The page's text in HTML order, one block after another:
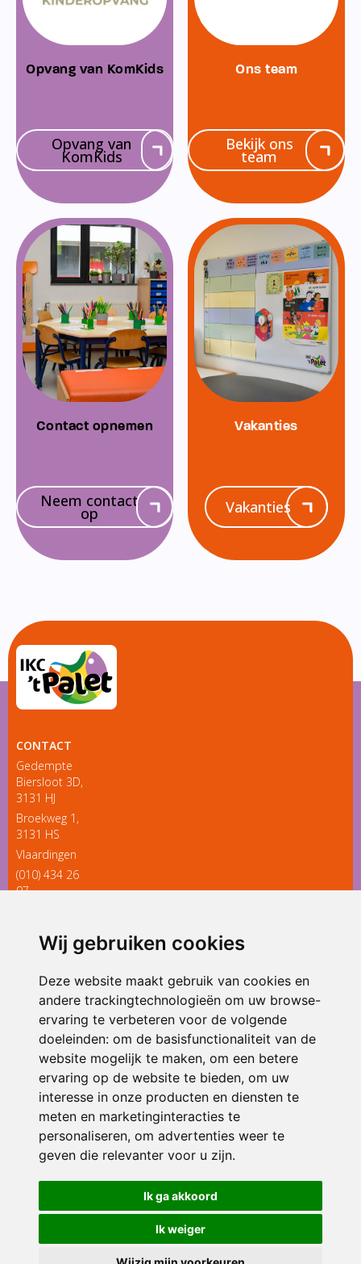
Wij gebruiken cookies
Deze website maakt gebruik van cookies en
andere trackingtechnologieën om uw browse-
ervaring te verbeteren voor de volgende
doeleinden: om de basisfunctionaliteit van de
website mogelijk te maken, om een betere
ervaring op de website te bieden, om uw
interesse in onze producten en diensten te
meten en marketinginteracties te
personaliseren, om advertenties weer te
geven die relevanter voor u zijn.
Ik ga akkoord
Ik weiger
Opvang van KomKids
Opvang van
KomKids
Ons team
Bekijk ons
team
Contact opnemen
Neem contact
op
Vakanties
Vakanties
CONTACT
Gedempte
Biersloot 3D,
3131 HJ
Broekweg 1,
3131 HS
Vlaardingen
(010) 434 26
97
ONDERDEEL VAN
© 2026 IKC ’t Palet | Alle rechten voorbehouden
Privacy policy|Disclaimer| Klachtenregeling|RSIN en Anbi
voorkeuren
Crealisatie The MindOffice